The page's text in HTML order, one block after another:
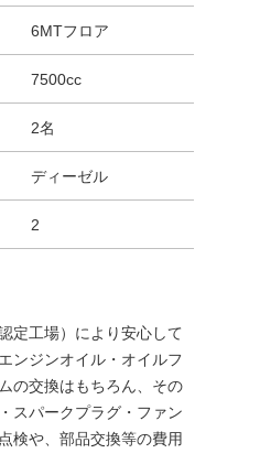
6MTフロア
7500cc
2名
ディーゼル
2
定工場）により安心して
ンジンオイル・オイルフ
の交換はもちろん、その
スパークプラグ・ファン
検や、部品交換等の費用